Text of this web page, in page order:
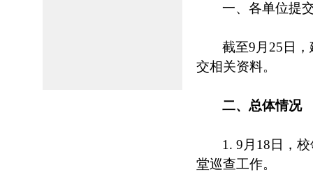
一、各单位提
截至9月25日
交相关资料。
二、总体情
1. 9月18日，
堂巡查工作。